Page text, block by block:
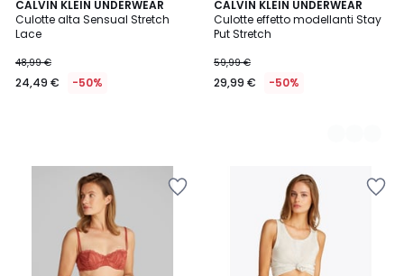
CALVIN KLEIN UNDERWEAR
Culotte alta Sensual Stretch
Lace
48,99 €
24,49 € -50%
CALVIN KLEIN UNDERWEAR
Culotte effetto modellanti Stay
Put Stretch
59,99 €
29,99 € -50%
2
Colori